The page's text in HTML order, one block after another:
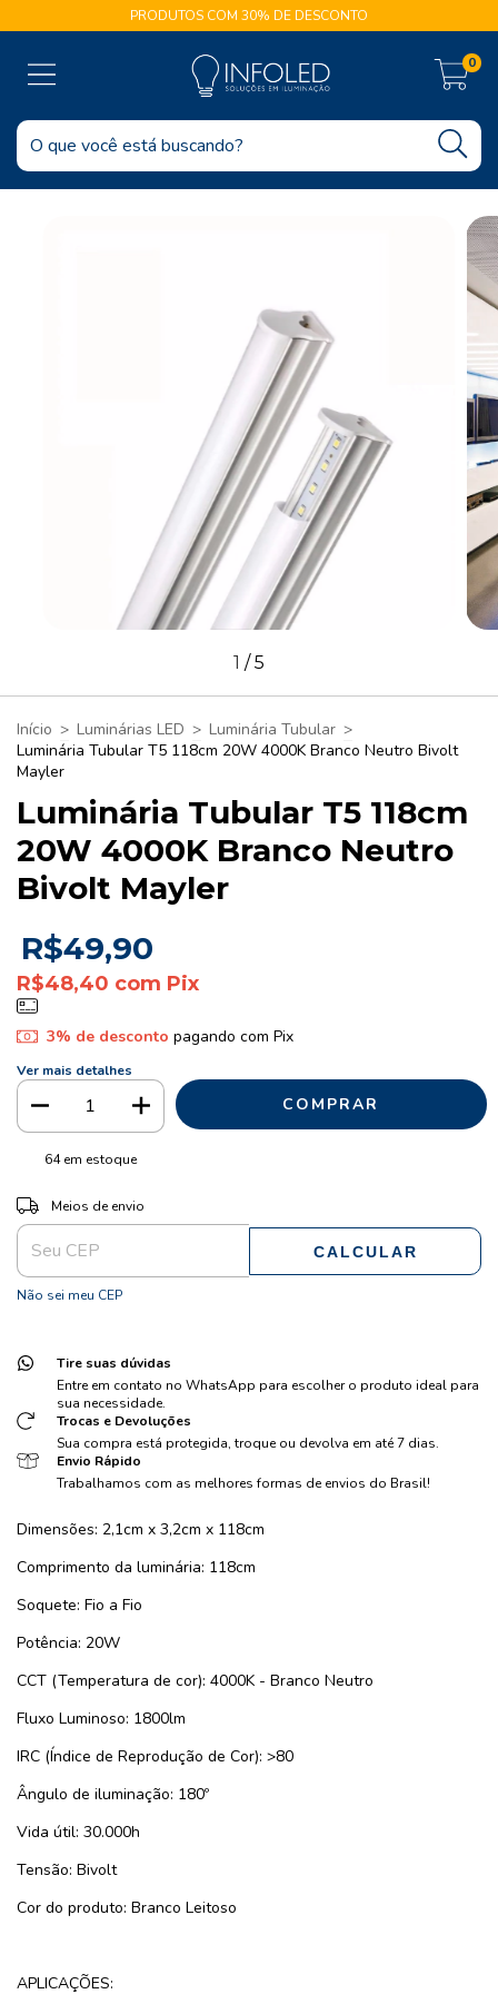
PRODUTOS COM 30% DE DESCONTO
0
1 /5
Início > Luminárias LED > Luminária Tubular >
Luminária Tubular T5 118cm 20W 4000K Branco Neutro Bivolt
Mayler
Luminária Tubular T5 118cm
20W 4000K Branco Neutro
Bivolt Mayler
R$49,90
R$48,40 com Pix
3% de desconto pagando com Pix
Ver mais detalhes
64em estoque
Entregas para o CEP:
Meios de envio
CALCULAR
Não sei meu CEP
Tire suas dúvidas
Entre em contato no WhatsApp para escolher o produto ideal para
sua necessidade.
Trocas e Devoluções
Sua compra está protegida, troque ou devolva em até 7 dias.
Envio Rápido
Trabalhamos com as melhores formas de envios do Brasil!
Dimensões: 2,1cm x 3,2cm x 118cm
Comprimento da luminária: 118cm
Soquete: Fio a Fio
Potência: 20W
CCT (Temperatura de cor): 4000K - Branco Neutro
Fluxo Luminoso: 1800lm
IRC (Índice de Reprodução de Cor): >80
Ângulo de iluminação: 180º
Vida útil: 30.000h
Tensão: Bivolt
Cor do produto: Branco Leitoso
APLICAÇÕES: